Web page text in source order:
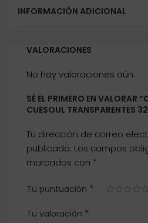
INFORMACIÓN ADICIONAL
VALORACIONES
No hay valoraciones aún.
SÉ EL PRIMERO EN VALORAR
CUESOUL TRANSPARENTES
Tu dirección de correo
publicada. Los campos
marcados con *
Tu puntuación *
Tu valoración *